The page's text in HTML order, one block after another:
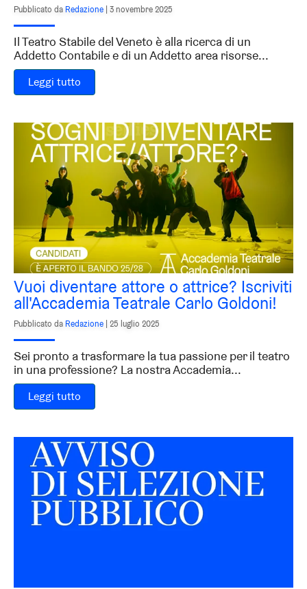
Pubblicato da Redazione | 3 novembre 2025
Il Teatro Stabile del Veneto è alla ricerca di un
Addetto Contabile e di un Addetto area risorse...
Leggi tutto
Vuoi diventare attore o attrice? Iscriviti
all'Accademia Teatrale Carlo Goldoni!
Pubblicato da Redazione | 25 luglio 2025
Sei pronto a trasformare la tua passione per il teatro
in una professione? La nostra Accademia...
Leggi tutto